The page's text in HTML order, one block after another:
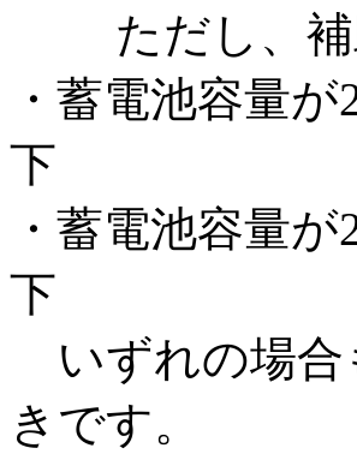
ただし、補
・蓄電池容量
下
・蓄電池容量
下
いずれの場合
きです。